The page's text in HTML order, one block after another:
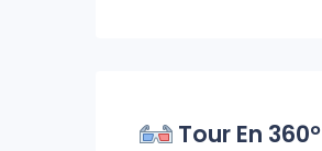
Tour En 360°